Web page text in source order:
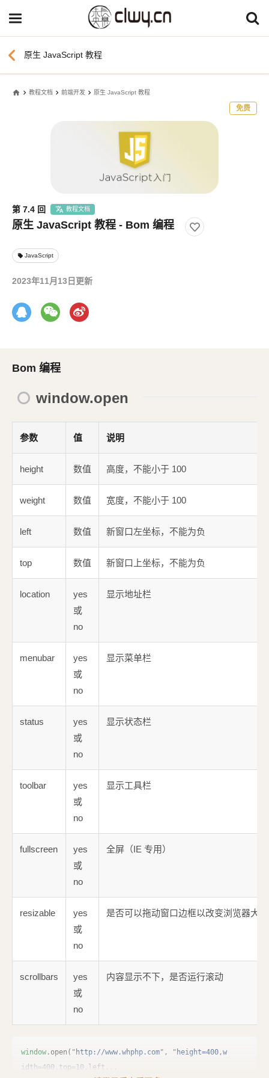
chevron_left 原生 JavaScript 教程
home 教程文档 前端开发 原生 JavaScript 教程
免费
第 7.4 回 教程文档
原生 JavaScript 教程 - Bom 编程
local_offer JavaScript
2023年11月13日更新
Bom 编程
window.open
参数 值 说明
height 数值 高度，不能小于 100
weight 数值 宽度，不能小于 100
left 数值 新窗口左坐标，不能为负
top 数值 新窗口上坐标，不能为负
location
yes
或
no
显示地址栏
menubar
yes
或
no
显示菜单栏
status
yes
或
no
显示状态栏
toolbar
yes
或
no
显示工具栏
fullscreen
yes
或
no
全屏（IE 专用）
resizable
yes
或
no
是否可以拖动窗口边框以改变浏览器大小
scrollbars
yes
或
no
内容显示不下，是否运行滚动
window . open ( "http://www.whphp.com" , "height=400,w